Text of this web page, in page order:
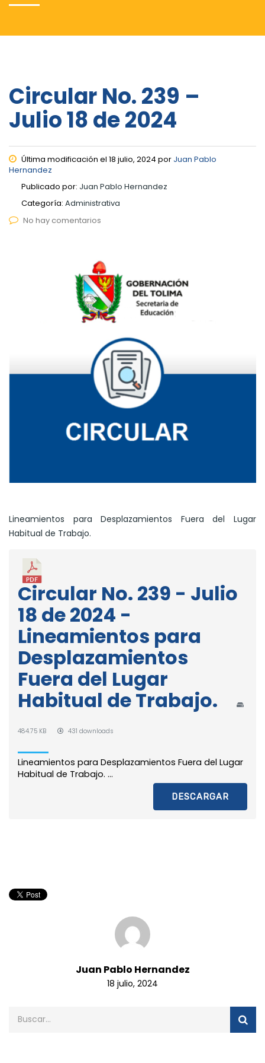
Circular No. 239 –
Julio 18 de 2024
Última modificación el 18 julio, 2024 por Juan Pablo
Hernandez
Publicado por: Juan Pablo Hernandez
Categoría: Administrativa
No hay comentarios
Lineamientos para Desplazamientos Fuera del Lugar
Habitual de Trabajo.
Circular No. 239 - Julio
18 de 2024 -
Lineamientos para
Desplazamientos
Fuera del Lugar
Habitual de Trabajo.
484.75 KB 431 downloads
Lineamientos para Desplazamientos Fuera del Lugar
Habitual de Trabajo. ...
DESCARGAR
Juan Pablo Hernandez
18 julio, 2024